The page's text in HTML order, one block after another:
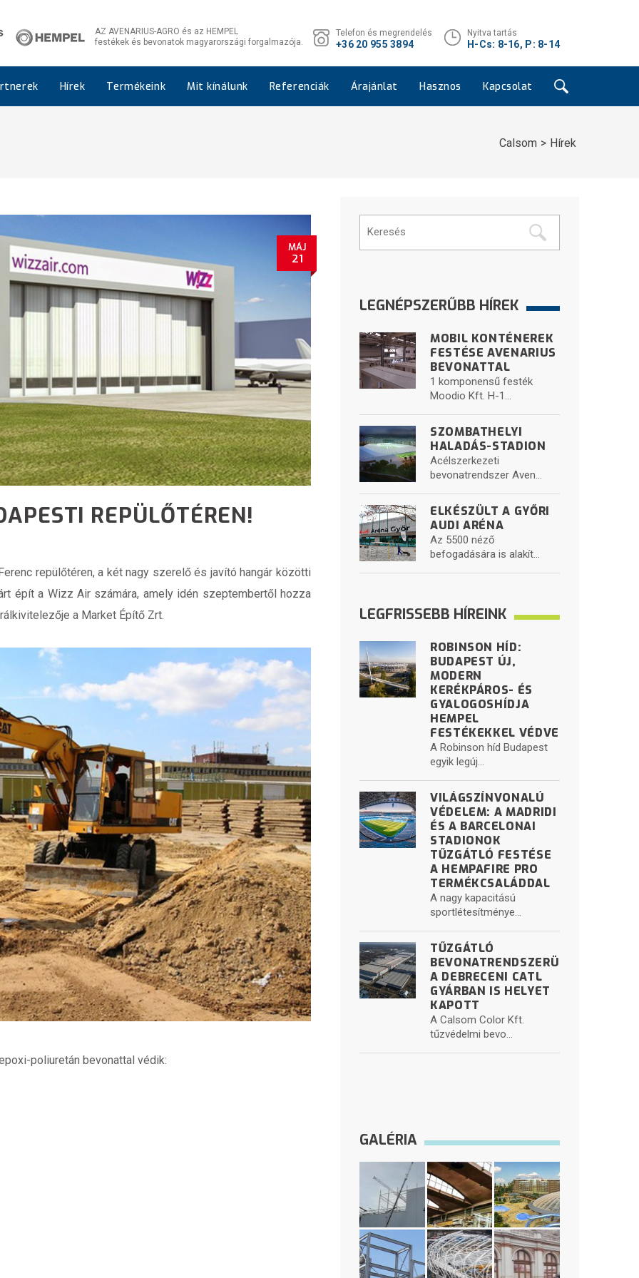
AZ AVENARIUS-AGRO és az HEMPEL
festékek és bevonatok magyarországi forgalmazója.
Telefon és megrendelés
+36 20 955 3894
Nyitva tartás
H-Cs: 8-16, P: 8-14
Hírek Termékeink Mit kínálunk Referenciák Árajánlat Hasznos Kapcsolat
Calsom Hírek
MÁJ
21
REPÜLŐTÉREN!
repülőtéren, a két nagy szerelő és javító hangár közötti
épít a Wizz Air számára, amely idén szeptembertől hozza
a Market Építő Zrt.
poliuretán bevonattal védik:
LEGNÉPSZERŰBB HÍREK
MOBIL KONTÉNEREK
FESTÉSE AVENARIUS
BEVONATTAL
1 komponensű festék
Moodio Kft. H-1...
SZOMBATHELYI
HALADÁS-STADION
Acélszerkezeti
bevonatrendszer Aven...
ELKÉSZÜLT A GYŐRI
AUDI ARÉNA
Az 5500 néző
befogadására is alakít...
LEGFRISSEBB HÍREINK
ROBINSON HÍD:
BUDAPEST ÚJ,
MODERN
KERÉKPÁROS- ÉS
GYALOGOSHÍDJA
HEMPEL
FESTÉKEKKEL VÉDVE
A Robinson híd Budapest
egyik legúj...
VILÁGSZÍNVONALÚ
VÉDELEM: A MADRIDI
ÉS A BARCELONAI
STADIONOK
TŰZGÁTLÓ FESTÉSE
A HEMPAFIRE PRO
TERMÉKCSALÁDDAL
A nagy kapacitású
sportlétesítménye...
TŰZGÁTLÓ
BEVONATRENDSZERÜNK
A DEBRECENI CATL
GYÁRBAN IS HELYET
KAPOTT
A Calsom Color Kft.
tűzvédelmi bevo...
GALÉRIA